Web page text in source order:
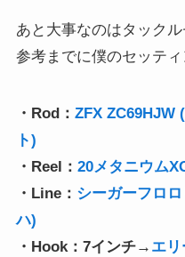
あと大事なのはタックル
参考までに僕のセッティ
・Rod： ZFX ZC69HJW
ト)
・Reel： 20メタニウム
・Line： シーガーフロ
ハ)
・Hook：7インチ→ エリ